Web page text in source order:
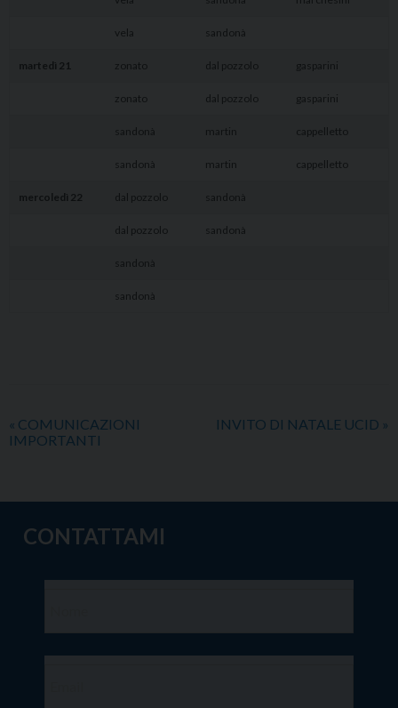
vela sandonà
martedì 21 zonato dal pozzolo gasparini
zonato dal pozzolo gasparini
sandonà martin cappelletto
sandonà martin cappelletto
mercoledì 22 dal pozzolo sandonà
dal pozzolo sandonà
sandonà
sandonà
« COMUNICAZIONI
IMPORTANTI
INVITO DI NATALE UCID »
CONTATTAMI